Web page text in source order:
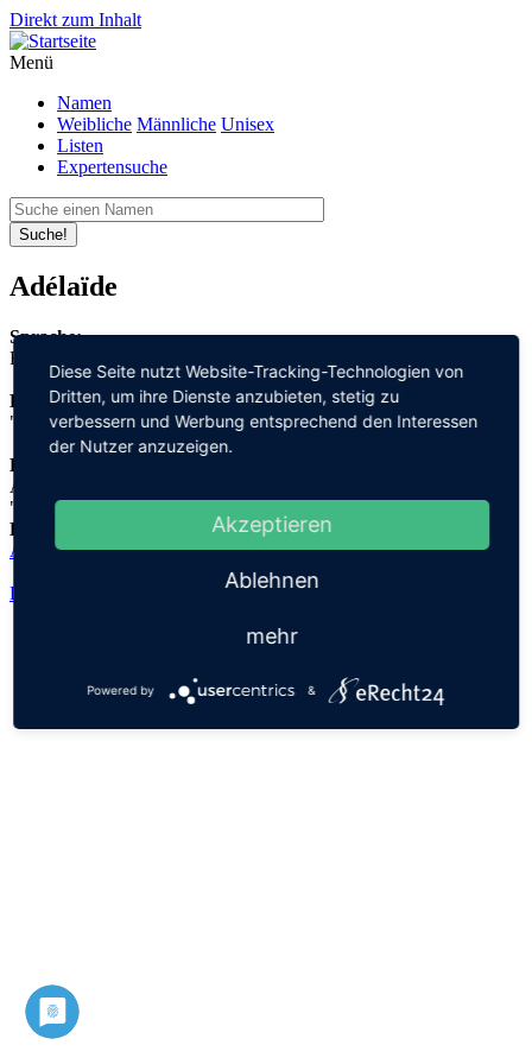
Direkt zum Inhalt
Menü
Namen
Weibliche Männliche Unisex
Listen
Expertensuche
Suche!
Adélaïde
Sprache:
Französisch
Bedeutung:
"edel" + "Persönlichkeit"
Herleitung:
Althochdeutsch,
"adal" + "heit"
Herkunftsname:
Adalheidis
Datenschutz
Diese Seite nutzt Website-Tracking-Technologien von
Dritten, um ihre Dienste anzubieten, stetig zu
verbessern und Werbung entsprechend den Interessen
der Nutzer anzuzeigen.
Akzeptieren
Ablehnen
mehr
Powered by &